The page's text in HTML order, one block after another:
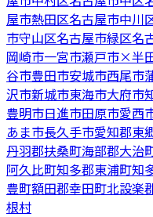
屋市熱田区名古屋市中川
市守山区名古屋市緑区名
岡崎市一宮市瀬戸市×半
谷市豊田市安城市西尾市
沢市新城市東海市大府市
豊明市日進市田原市愛西
あま市長久手市愛知郡東
丹羽郡扶桑町海部郡大治
阿久比町知多郡東浦町知
豊町額田郡幸田町北設楽
根村